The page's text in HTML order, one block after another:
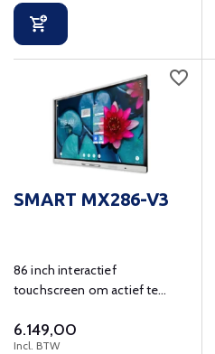
SMART MX286-V3
86 inch interactief
touchscreen om actief te
klas.
6.149,00
Incl. BTW